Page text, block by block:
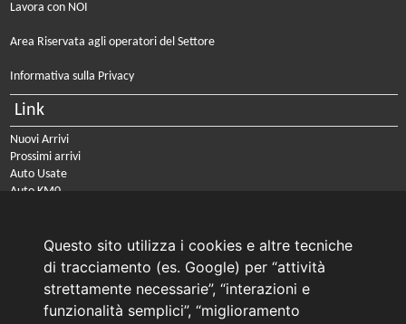
Questo sito utilizza i cookies e altre tecniche
di tracciamento (es. Google) per “attività
strettamente necessarie”, “interazioni e
funzionalità semplici”, “miglioramento
Lavora con NOI
Area Riservata agli operatori del Settore
Informativa sulla Privacy
Link
Nuovi Arrivi
Prossimi arrivi
Auto Usate
Auto KM0
PRENOTA IL TUO INTERVENTO DI OFFICINA
PRENOTA LA REVISIONE DELLA TUA AUTO
Consulente Online Usato: 0805608980